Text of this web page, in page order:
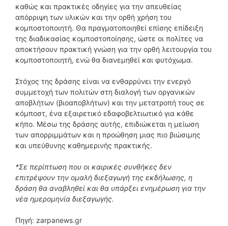
καθώς και πρακτικές οδηγίες για την απευθείας
απόρριψη των υλικών και την ορθή χρήση του
κομποστοποιητή. Θα πραγματοποιηθεί επίσης επίδειξη
της διαδικασίας κομποστοποίησης, ώστε οι πολίτες να
αποκτήσουν πρακτική γνώση για την ορθή λειτουργία του
κομποστοποιητή, ενώ θα διανεμηθεί και φυτόχωμα.
Στόχος της δράσης είναι να ενθαρρύνει την ενεργό
συμμετοχή των πολιτών στη διαλογή των οργανικών
αποβλήτων (βιοαποβλήτων) και την μετατροπή τους σε
κόμποστ, ένα εξαιρετικό εδαφοβελτιωτικό για κάθε
κήπο. Μέσω της δράσης αυτής, επιδιώκεται η μείωση
των απορριμμάτων και η προώθηση μιας πιο βιώσιμης
και υπεύθυνης καθημερινής πρακτικής.
*Σε περίπτωση που οι καιρικές συνθήκες δεν
επιτρέψουν την ομαλή διεξαγωγή της εκδήλωσης, η
δράση θα αναβληθεί και θα υπάρξει ενημέρωση για την
νέα ημερομηνία διεξαγωγής.
Πηγή: zarpanews.gr